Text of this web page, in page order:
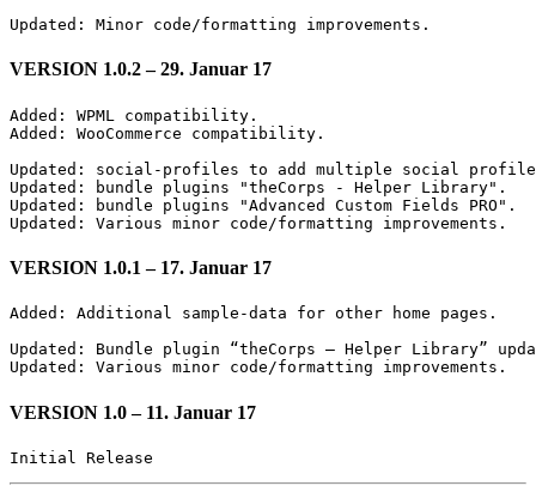
Updated: Minor code/formatting improvements.
VERSION 1.0.2 – 29. Januar 17
Added: WPML compatibility.
Added: WooCommerce compatibility.
Updated: social-profiles to add multiple social
Updated: bundle plugins "theCorps - Helper Library".
Updated: bundle plugins "Advanced Custom Fields PRO".
Updated: Various minor code/formatting improvements.
VERSION 1.0.1 – 17. Januar 17
Added: Additional sample-data for other home pages.
Updated: Bundle plugin “theCorps – Helper Library”
Updated: Various minor code/formatting improvements.
VERSION 1.0 – 11. Januar 17
Initial Release